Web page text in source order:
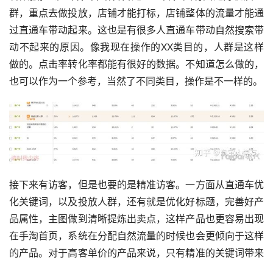
群，重点去做投放，店铺才能打标，店铺整体的流量才能通
过直通车带动起来。这也是有很多人直通车带动自然搜索带
动不起来的原因。像我现在操作的XX类目的，人群是这样
做的。点击率转化率都能有很好的数据。不知道怎么做的，
也可以作为一个参考，当然了不同类目，操作是不一样的。
接下来有访客，但是也要的是精准访客。一方面从直通车优
化关键词，以及投放人群，还有就是优化好标题，完善好产
品属性，主图做到清晰提炼出卖点，这样产品也更容易出现
在手淘首页，系统在分配自然流量的时候也会更倾向于这样
的产品。对于高客单价的产品来说，只有精准的关键词带来